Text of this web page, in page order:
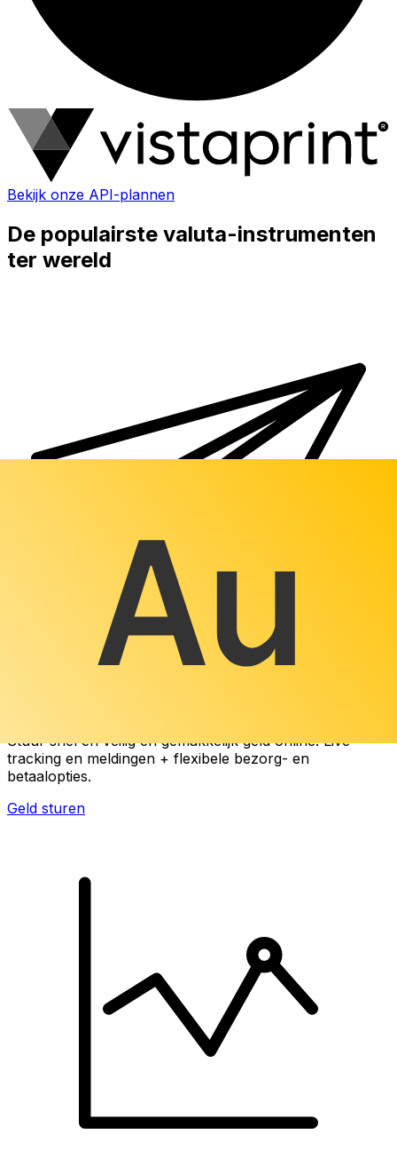
Bekijk onze API-plannen
De populairste valuta-instrumenten
ter wereld
Stuur snel en veilig en gemakkelijk geld online. Live
tracking en meldingen + flexibele bezorg- en
betaalopties.
Geld sturen